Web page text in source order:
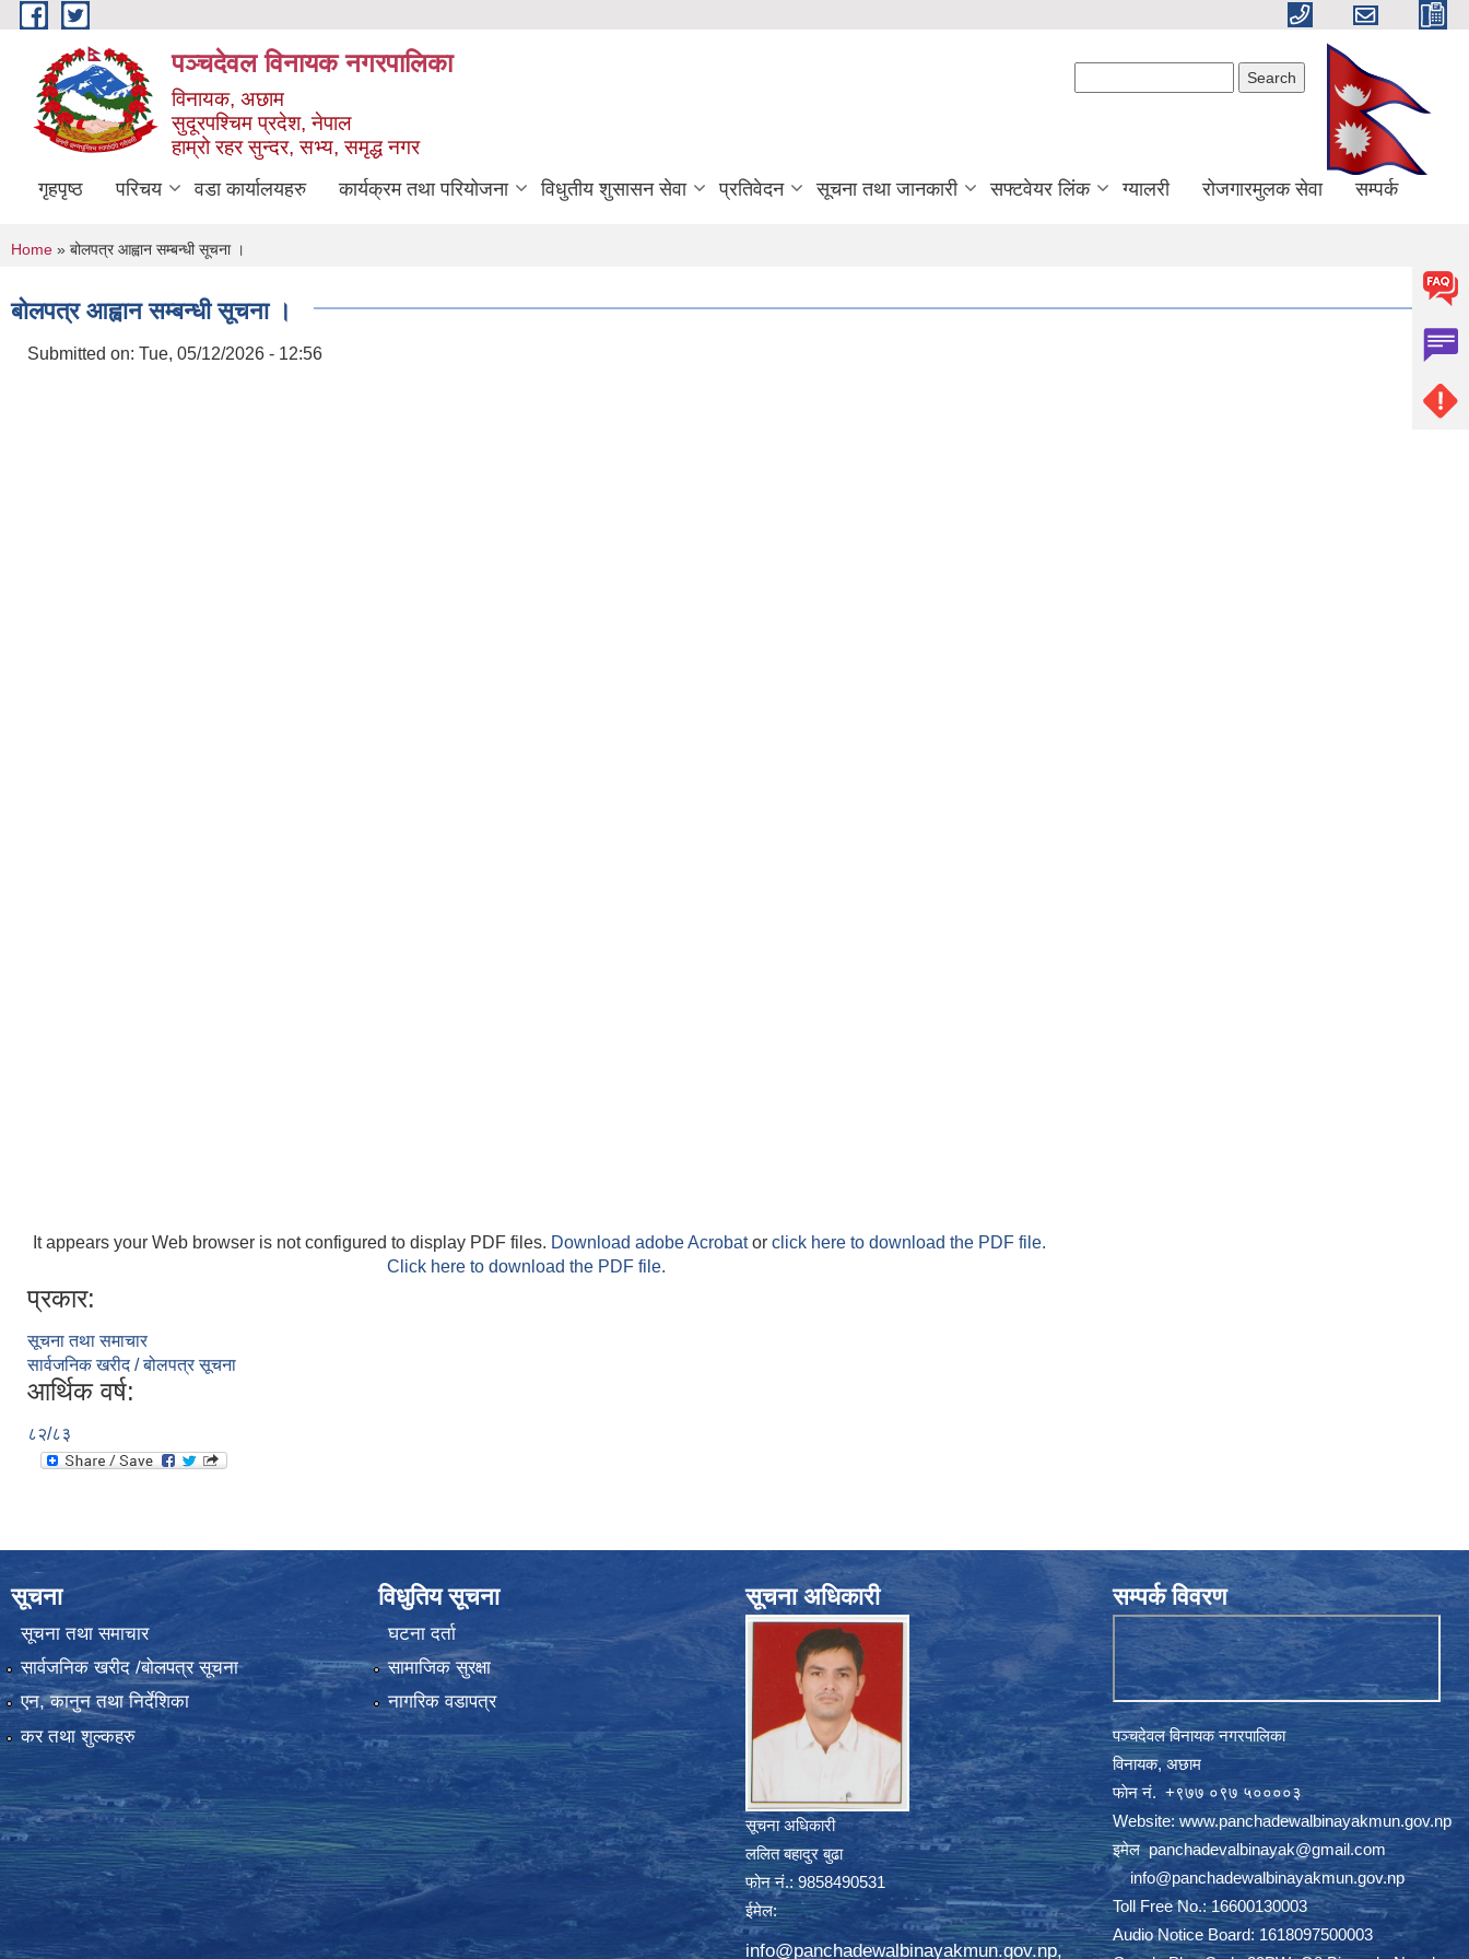
Skip to main content
पञ्चदेवल विनायक नगरपालिका
विनायक, अछाम
सुदूरपश्चिम प्रदेश, नेपाल
हाम्रो रहर सुन्दर, सभ्य, समृद्ध नगर
गृहपृष्ठ परिचय वडा कार्यालयहरु कार्यक्रम तथा परियोजना विधुतीय शुसासन सेवा प्रतिवेदन सूचना तथा जानकारी सफ्टवेयर लिंक ग्यालरी रोजगारमुलक सेवा सम्पर्क
You are here
Home » बोलपत्र आह्वान सम्बन्धी सूचना ।
बोलपत्र आह्वान सम्बन्धी सूचना ।
Submitted on: Tue, 05/12/2026 - 12:56
It appears your Web browser is not configured to display PDF files. Download adobe Acrobator click here to download the PDF file.
Click here to download the PDF file.
प्रकार:
सूचना तथा समाचार
सार्वजनिक खरीद / बोलपत्र सूचना
आर्थिक वर्ष:
८२/८३
सूचना
सूचना तथा समाचार
सार्वजनिक खरीद /बोलपत्र सूचना
एन, कानुन तथा निर्देशिका
कर तथा शुल्कहरु
विधुतिय सूचना
घटना दर्ता
सामाजिक सुरक्षा
नागरिक वडापत्र
सूचना अधिकारी
सूचना अधिकारी
ललित बहादुर बुढा
फोन नं.: 9858490531
ईमेल:
info@panchadewalbinayakmun.gov.np,
सम्पर्क विवरण
पञ्चदेवल विनायक नगरपालिका
विनायक, अछाम
फाेन नं‍‍‍‍. ‌+९७७ ०९७ ५००००३
Website: www.panchadewalbinayakmun.gov.np
इमेलpanchadevalbinayak@gmail.com
‌ ‌info@panchadewalbinayakmun.gov.np
Toll Free No.: 16600130003
Audio Notice Board: 1618097500003